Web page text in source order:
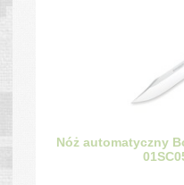
Nóż automatyczny